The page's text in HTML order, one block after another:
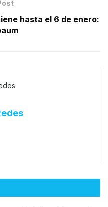
hasta el 6 de enero: